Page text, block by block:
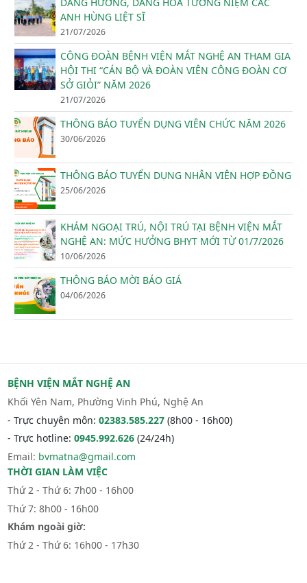
DÂNG HƯƠNG, DÂNG HOA TƯỞNG NIỆM CÁC
ANH HÙNG LIỆT SĨ
21/07/2026
CÔNG ĐOÀN BỆNH VIỆN MẮT NGHỆ AN THAM GIA
HỘI THI “CÁN BỘ VÀ ĐOÀN VIÊN CÔNG ĐOÀN CƠ
SỞ GIỎI” NĂM 2026
21/07/2026
THÔNG BÁO TUYỂN DỤNG VIÊN CHỨC NĂM 2026
30/06/2026
THÔNG BÁO TUYỂN DỤNG NHÂN VIÊN HỢP ĐỒNG
25/06/2026
KHÁM NGOẠI TRÚ, NỘI TRÚ TẠI BỆNH VIỆN MẮT
NGHỆ AN: MỨC HƯỞNG BHYT MỚI TỪ 01/7/2026
10/06/2026
THÔNG BÁO MỜI BÁO GIÁ
04/06/2026
BỆNH VIỆN MẮT NGHỆ AN
Khối Yên Nam, Phường Vinh Phú, Nghệ An
- Trực chuyên môn: 02383.585.227(8h00 - 16h00)
- Trực hotline: 0945.992.626(24/24h)
Email: bvmatna@gmail.com
THỜI GIAN LÀM VIỆC
Thứ 2 - Thứ 6: 7h00 - 16h00
Thứ 7: 8h00 - 16h00
Khám ngoài giờ:
Thứ 2 - Thứ 6: 16h00 - 17h30